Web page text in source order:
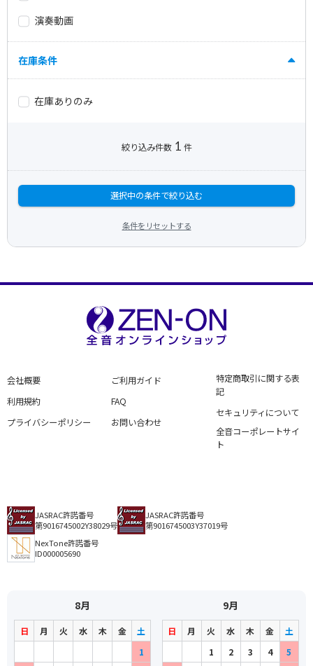
演奏動画
在庫条件
在庫ありのみ
絞り込み件数 1 件
選択中の条件で絞り込む
条件をリセットする
会社概要
利用規約
プライバシーポリシー
ご利用ガイド
FAQ
お問い合わせ
特定商取引に関する表
記
セキュリティについて
全音コーポレートサイ
ト
JASRAC許諾番号
第9016745002Y38029号
JASRAC許諾番号
第9016745003Y37019号
NexTone許諾番号
ID000005690
8月
日 月 火 水 木 金
土
1
9月
日 月 火 水 木 金
土
1
2 3 4 5